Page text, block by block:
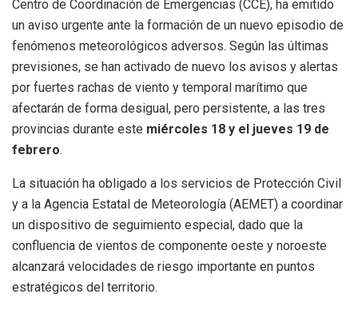
Centro de Coordinación de Emergencias (CCE), ha emitido
un aviso urgente ante la formación de un nuevo episodio de
fenómenos meteorológicos adversos. Según las últimas
previsiones, se han activado de nuevo los avisos y alertas
por fuertes rachas de viento y temporal marítimo que
afectarán de forma desigual, pero persistente, a las tres
provincias durante este miércoles 18 y el jueves 19 de
febrero.
La situación ha obligado a los servicios de Protección Civil
y a la Agencia Estatal de Meteorología (AEMET) a coordinar
un dispositivo de seguimiento especial, dado que la
confluencia de vientos de componente oeste y noroeste
alcanzará velocidades de riesgo importante en puntos
estratégicos del territorio.